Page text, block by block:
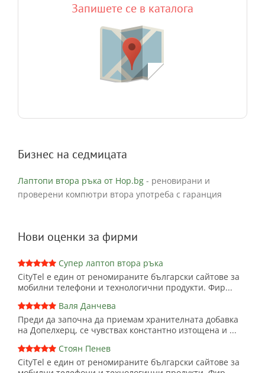
Запишете се в каталога
Бизнес на седмицата
Лаптопи втора ръка от Hop.bg - реновирани и
проверени компютри втора употреба с гаранция
Нови оценки за фирми
Супер лаптоп втора ръка
CityTel е един от реномираните български сайтове за
мобилни телефони и технологични продукти. Фир...
Валя Данчева
Преди да започна да приемам хранителната добавка
на Допелхерц, се чувствах константно изтощена и ...
Стоян Пенев
CityTel е един от реномираните български сайтове за